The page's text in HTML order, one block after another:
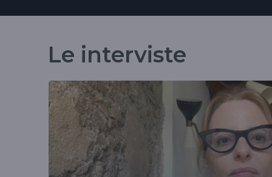
Le interviste